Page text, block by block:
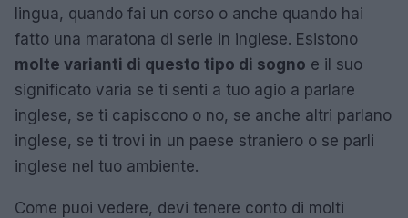
lingua, quando fai un corso o anche quando hai
fatto una maratona di serie in inglese. Esistono
molte varianti di questo tipo di sogno e il suo
significato varia se ti senti a tuo agio a parlare
inglese, se ti capiscono o no, se anche altri parlano
inglese, se ti trovi in un paese straniero o se parli
inglese nel tuo ambiente.
Come puoi vedere, devi tenere conto di molti